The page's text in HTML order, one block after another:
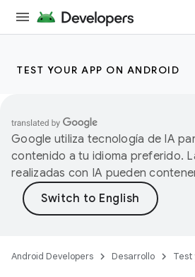
TEST YOUR APP ON ANDROID
Google utiliza tecnología de IA
contenido a tu idioma preferido.
realizadas con IA pueden
Android Developers Desarrollo Test